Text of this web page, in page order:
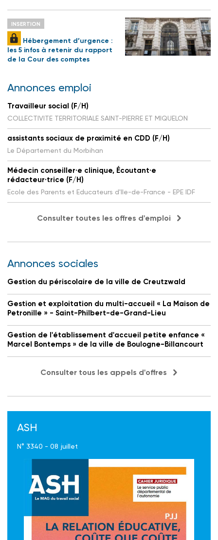
INSERTION
Hébergement d’urgence :
les 5 infos à retenir du rapport
de la Cour des comptes
Annonces emploi
Travailleur social (F/H)
COLLECTIVITE TERRITORIALE SAINT-PIERRE ET MIQUELON
assistants sociaux de proximité en CDD (F/H)
Le Département du Morbihan
Médecin conseiller·e clinique, Écoutant·e
rédacteur·trice (F/H)
Ecole des Parents et Educateurs d'Ile-de-France - EPE IDF
Consulter toutes les offres d'emploi
Annonces sociales
Gestion du périscolaire de la ville de Creutzwald
Gestion et exploitation du multi-accueil « La Maison de
Petronille » - Saint-Philbert-de-Grand-Lieu
Gestion de l'établissement d'accueil petite enfance «
Marcel Bontemps » de la ville de Boulogne-Billancourt
Consulter tous les appels d'offres
ASH
N° 3340 - 08 juillet